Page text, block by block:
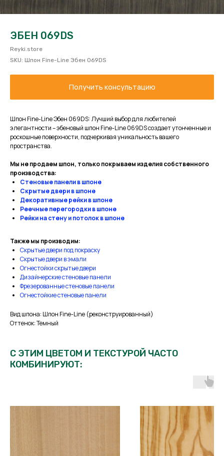
ЭБЕН 069DS
Reyki.store
SKU: Шпон Fine-Line Эбен 069DS
Получить консультацию
Шпон Fine-Line Эбен 069DS: Лучший выбор для любителей
элегантности – эбеновый шпон Fine-Line 069DS создает утонченные и
роскошные поверхности, подчеркивая уникальность вашего
пространства.
Мы не продаем шпон, только покрываем изделия собственного
производства:
Стеновые панели в шпоне
Скрытые двери в шпоне
Декоративные рейки в шпоне
Реечные перегородки в шпоне
Рейки на стену и потолок в шпоне
Также мы производим:
Скрытые двери под покраску
Скрытые двери в эмали
Огнестойки скрытые двери
Дизайнерские стеновые панели
Фрезерованные стеновые панели
Огнестойкие стеновые панели
Вид шпона: Шпон Fine-Line (реконструированный)
Оттенок: Темный
С ЭТИМ ЦВЕТОМ И ТЕКСТУРОЙ ЧАСТО
КОМБИНИРУЮТ: